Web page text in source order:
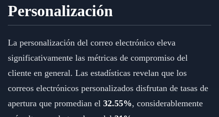
Personalización
La personalización del correo electrónico eleva
significativamente las métricas de compromiso del
cliente en general. Las estadísticas revelan que los
correos electrónicos personalizados disfrutan de tasas de
apertura que promedian el 32.55%, considerablemente